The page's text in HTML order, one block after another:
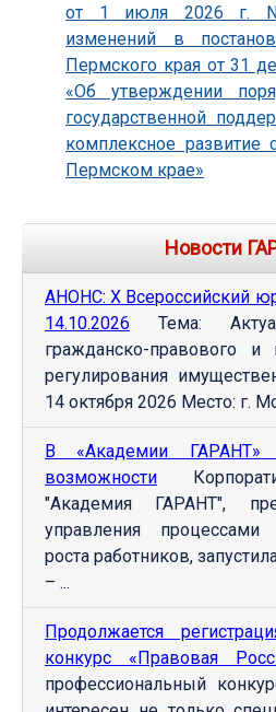
от 1 июля 2026 г.
изменений в
Пермского края от 31
«Об утверждении
государственной
комплексное развитие
Пермском крае»
Новости
АНОНС: Х Всероссийский
14.10.2026 Тема:
гражданско-правового и
регулирования
14 октября 2026 Место: г.
В «Академии ГАРАНТ»
возможности
"Академия ГАРАНТ",
управления процессами
роста работников,
– ...
Продолжается
конкурс «Правовая
профессиональный